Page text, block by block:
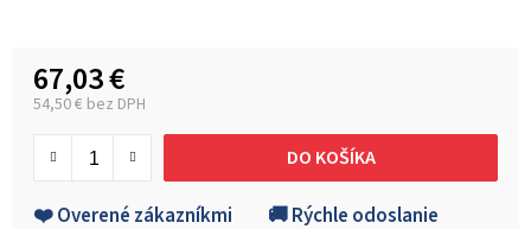
67,03 €
54,50 € bez DPH
DO KOŠÍKA
❤️ Overené zákazníkmi
🚚 Rýchle odoslanie